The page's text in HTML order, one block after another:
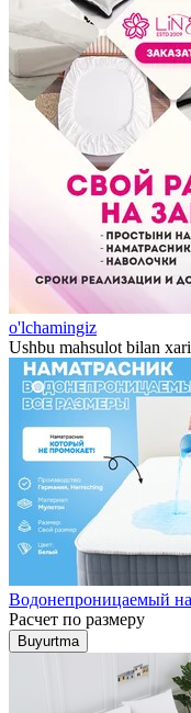
o'lchamingiz
Ushbu mahsulot bilan
Водонепроницаемый
Расчет по размеру
Buyurtma